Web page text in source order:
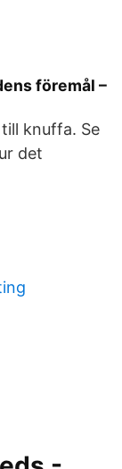
föremål –
knuffa. Se
det